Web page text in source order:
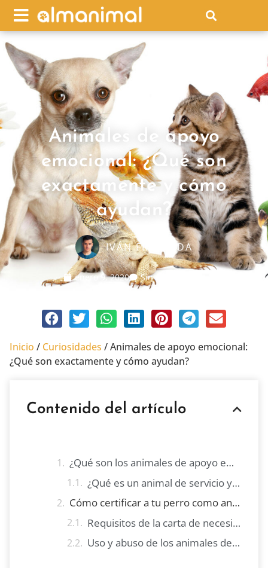
Animales de apoyo
emocional: ¿Qué son
exactamente y cómo
ayudan?
IVÁN FRESNEDA
enero 9, 2020 Sin comentarios
Inicio / Curiosidades /Animales de apoyo emocional:
¿Qué son exactamente y cómo ayudan?
Contenido del artículo
¿Qué son los animales de apoyo emocional?
¿Qué es un animal de servicio y qué es un animal de apoyo?
Cómo certificar a tu perro como animal de soporte emocional
Requisitos de la carta de necesidad de los perros de apoyo emocional
Uso y abuso de los animales de soporte emocional